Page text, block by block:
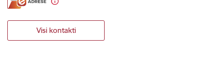
Visi kontakti